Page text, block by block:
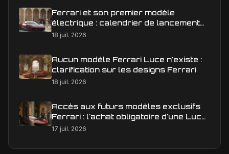
Ferrari et son premier modèle
électrique : calendrier de lancement
en Europe
18 juil. 2026
Aucun modèle Ferrari Luce n'existe :
clarification sur les designs Ferrari
18 juil. 2026
Accès aux futurs modèles exclusifs
Ferrari : l'achat obligatoire d'une Luce
est-il une réalité ?
17 juil. 2026